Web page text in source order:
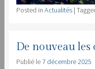
Posted in Actualités |
De nouveau les
Publié le 7 décembre 2025